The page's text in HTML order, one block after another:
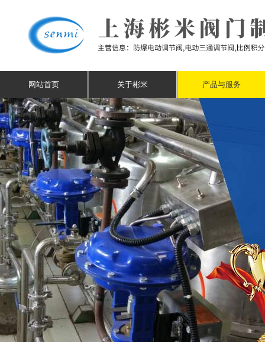
网站首页 关于彬米 产品与服务